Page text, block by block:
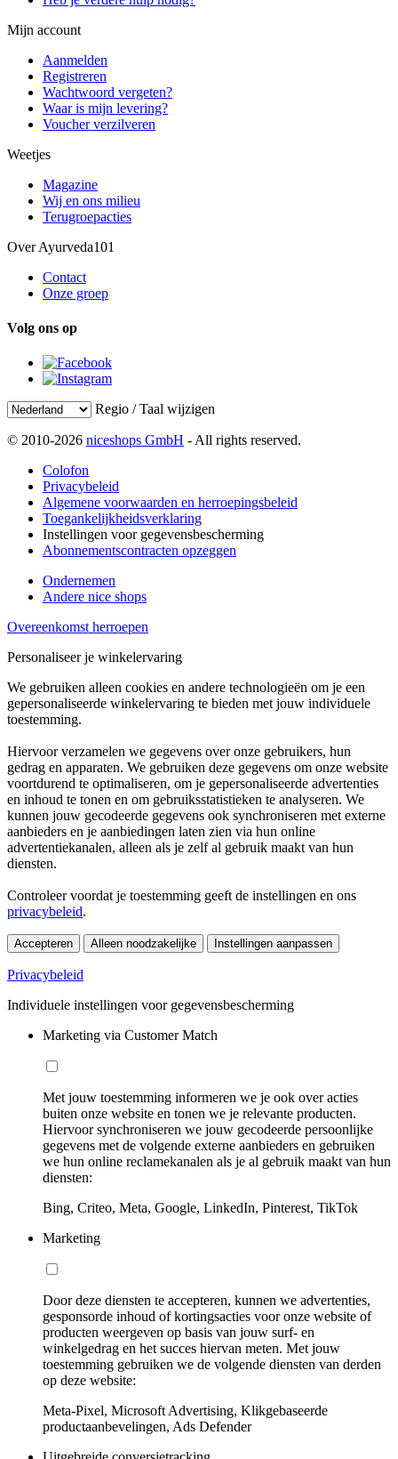
Mijn account
Aanmelden
Registreren
Wachtwoord vergeten?
Waar is mijn levering?
Voucher verzilveren
Weetjes
Magazine
Wij en ons milieu
Terugroepacties
Over Ayurveda101
Contact
Onze groep
Volg ons op
Regio / Taal wijzigen
© 2010-2026 niceshops GmbH - All rights reserved.
Colofon
Privacybeleid
Algemene voorwaarden en herroepingsbeleid
Toegankelijkheidsverklaring
Instellingen voor gegevensbescherming
Abonnementscontracten opzeggen
Ondernemen
Andere nice shops
Overeenkomst herroepen
Personaliseer je winkelervaring
We gebruiken alleen cookies en andere technologieën om je een
gepersonaliseerde winkelervaring te bieden met jouw individuele
toestemming.
Hiervoor verzamelen we gegevens over onze gebruikers, hun
gedrag en apparaten. We gebruiken deze gegevens om onze website
voortdurend te optimaliseren, om je gepersonaliseerde advertenties
en inhoud te tonen en om gebruiksstatistieken te analyseren. We
kunnen jouw gecodeerde gegevens ook synchroniseren met externe
aanbieders en je aanbiedingen laten zien via hun online
advertentiekanalen, alleen als je zelf al gebruik maakt van hun
diensten.
Controleer voordat je toestemming geeft de instellingen en ons
privacybeleid.
Accepteren Alleen noodzakelijke Instellingen aanpassen
Privacybeleid
Individuele instellingen voor gegevensbescherming
Marketing via Customer Match
Met jouw toestemming informeren we je ook over acties
buiten onze website en tonen we je relevante producten.
Hiervoor synchroniseren we jouw gecodeerde persoonlijke
gegevens met de volgende externe aanbieders en gebruiken
we hun online reclamekanalen als je al gebruik maakt van hun
diensten:
Bing, Criteo, Meta, Google, LinkedIn, Pinterest, TikTok
Marketing
Door deze diensten te accepteren, kunnen we advertenties,
gesponsorde inhoud of kortingsacties voor onze website of
producten weergeven op basis van jouw surf- en
winkelgedrag en het succes hiervan meten. Met jouw
toestemming gebruiken we de volgende diensten van derden
op deze website:
Meta-Pixel, Microsoft Advertising, Klikgebaseerde
productaanbevelingen, Ads Defender